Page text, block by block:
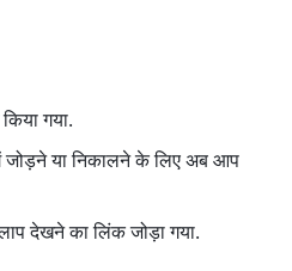
गया.
जोड़ने या निकालने के लिए अब आप
देखने का लिंक जोड़ा गया.